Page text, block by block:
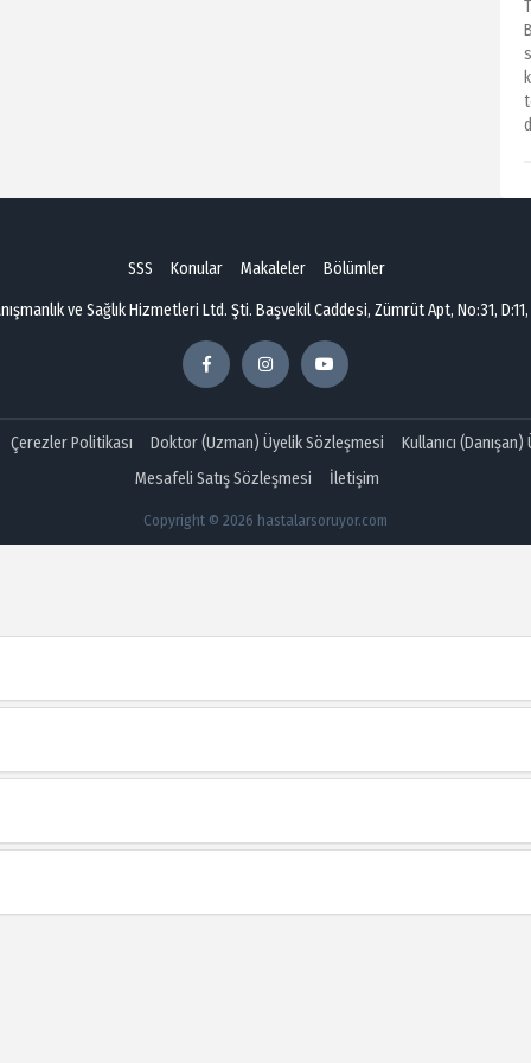
SSS Konular Makaleler Bölümler
ve Sağlık Hizmetleri Ltd. Şti. Başvekil Caddesi, Zümrüt Apt, No:31,
Çerezler Politikası Doktor (Uzman) Üyelik Sözleşmesi Kullanıcı
Mesafeli Satış Sözleşmesi
İletişim
Copyright © 2026 hastalarsoruyor.com